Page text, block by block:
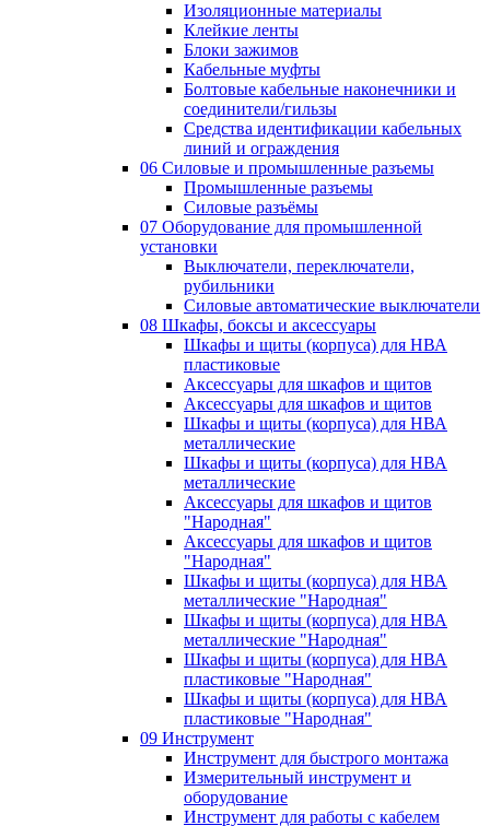
Изоляционные материалы
Клейкие ленты
Блоки зажимов
Кабельные муфты
Болтовые кабельные наконечники и
соединители/гильзы
Средства идентификации кабельных
линий и ограждения
06 Силовые и промышленные разъемы
Промышленные разъемы
Силовые разъёмы
07 Оборудование для промышленной
установки
Выключатели, переключатели,
рубильники
Силовые автоматические выключатели
08 Шкафы, боксы и аксессуары
Шкафы и щиты (корпуса) для НВА
пластиковые
Аксессуары для шкафов и щитов
Аксессуары для шкафов и щитов
Шкафы и щиты (корпуса) для НВА
металлические
Шкафы и щиты (корпуса) для НВА
металлические
Аксессуары для шкафов и щитов
"Народная"
Аксессуары для шкафов и щитов
"Народная"
Шкафы и щиты (корпуса) для НВА
металлические "Народная"
Шкафы и щиты (корпуса) для НВА
металлические "Народная"
Шкафы и щиты (корпуса) для НВА
пластиковые "Народная"
Шкафы и щиты (корпуса) для НВА
пластиковые "Народная"
09 Инструмент
Инструмент для быстрого монтажа
Измерительный инструмент и
оборудование
Инструмент для работы с кабелем